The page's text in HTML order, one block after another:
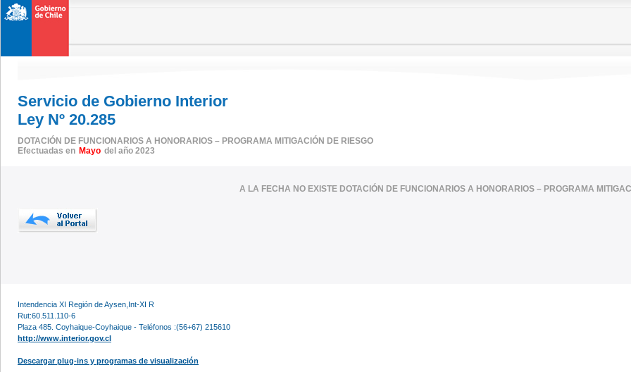
Servicio de Gobierno Interior
Ley Nº 20.285
DOTACIÓN DE FUNCIONARIOS A HONORARIOS – PROGRAMA MITIGACIÓN DE RIESGO
Efectuadas en Mayo del año 2023
A LA FECHA NO EXISTE DOTACIÓN DE FUNCIONARIOS A HONORARIOS – PROGRAMA
Intendencia XI Región de Aysen,Int-XI R
Rut:60.511.110-6
Plaza 485. Coyhaique-Coyhaique - Teléfonos :(56+67) 215610
http://www.interior.gov.cl
Descargar plug-ins y programas de visualización